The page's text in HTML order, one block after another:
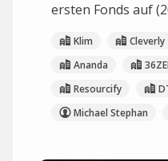
ersten Fonds auf
Klim Cleverly
Ananda
Resourcify
Michael Stephan